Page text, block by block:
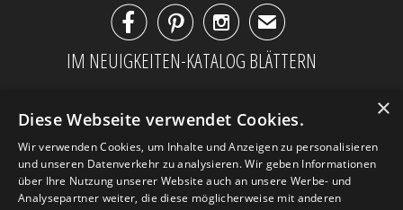
✉
IM NEUIGKEITEN-KATALOG BLÄTTERN
×
Diese Webseite verwendet Cookies.
Wir verwenden Cookies, um Inhalte und Anzeigen zu personalisieren
und unseren Datenverkehr zu analysieren. Wir geben Informationen
über Ihre Nutzung unserer Website auch an unsere Werbe- und
Analysepartner weiter, die diese möglicherweise mit anderen